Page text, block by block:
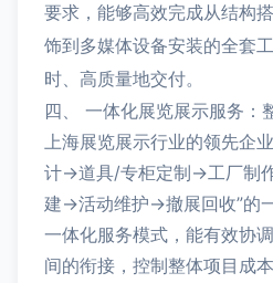
要求，能够高效完成从结构
饰到多媒体设备安装的全套
时、高质量地交付。
四、 一体化展览展示服务：
上海展览展示行业的领先企
计→道具/专柜定制→工厂制
建→活动维护→撤展回收”的
一体化服务模式，能有效协
间的衔接，控制整体项目成